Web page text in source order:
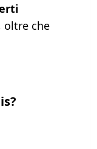
oltre che